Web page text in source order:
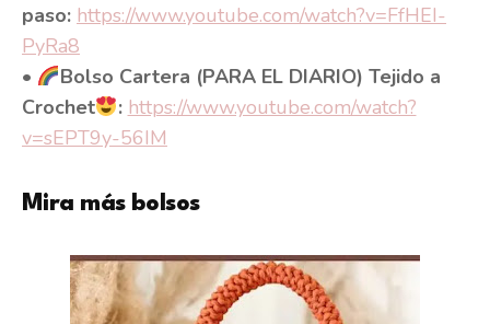
paso: https://www.youtube.com/watch?v=FfHEI-
PyRa8
•
Bolso Cartera (PARA EL DIARIO) Tejido a
Crochet
: https://www.youtube.com/watch?
v=sEPT9y-56IM
Mira más bolsos